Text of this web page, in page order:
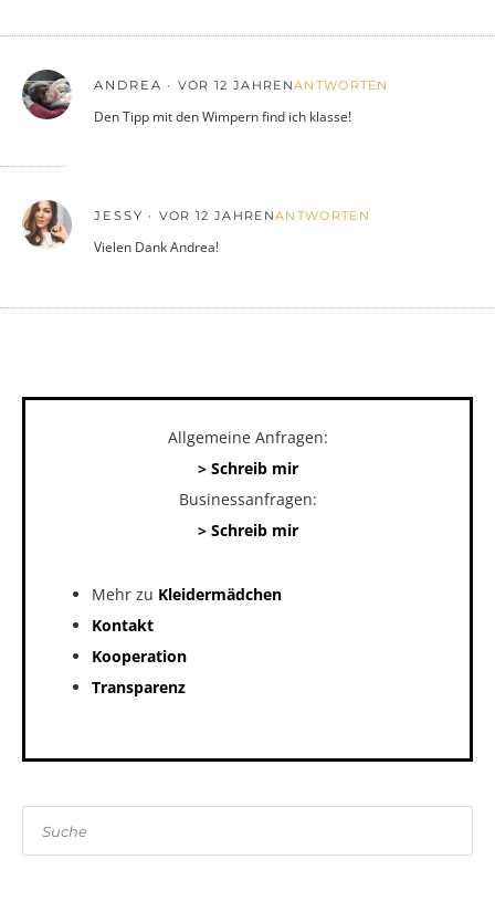
ANDREA VOR 12 JAHRENANTWORTEN
Den Tipp mit den Wimpern find ich klasse!
JESSY VOR 12 JAHRENANTWORTEN
Vielen Dank Andrea!
Allgemeine Anfragen:
> Schreib mir
Businessanfragen:
> Schreib mir
Mehr zu Kleidermädchen
Kontakt
Kooperation
Transparenz